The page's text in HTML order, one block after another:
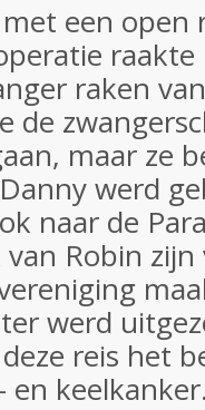
een open
raken
de
maar ze
werd
naar de
Robin
werd
reis het
en